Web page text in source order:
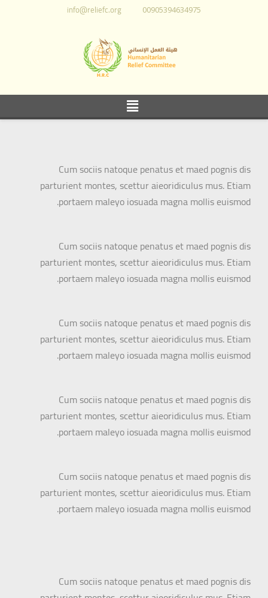
00905394634975
info@reliefc.org
Cum sociis natoque penatus et maed pognis dis
parturient montes, scettur aieoridiculus mus. Etiam
portaem maleyo iosuada magna mollis euismod.
Cum sociis natoque penatus et maed pognis dis
parturient montes, scettur aieoridiculus mus. Etiam
portaem maleyo iosuada magna mollis euismod.
Cum sociis natoque penatus et maed pognis dis
parturient montes, scettur aieoridiculus mus. Etiam
portaem maleyo iosuada magna mollis euismod.
Cum sociis natoque penatus et maed pognis dis
parturient montes, scettur aieoridiculus mus. Etiam
portaem maleyo iosuada magna mollis euismod.
Cum sociis natoque penatus et maed pognis dis
parturient montes, scettur aieoridiculus mus. Etiam
portaem maleyo iosuada magna mollis euismod.
Cum sociis natoque penatus et maed pognis dis